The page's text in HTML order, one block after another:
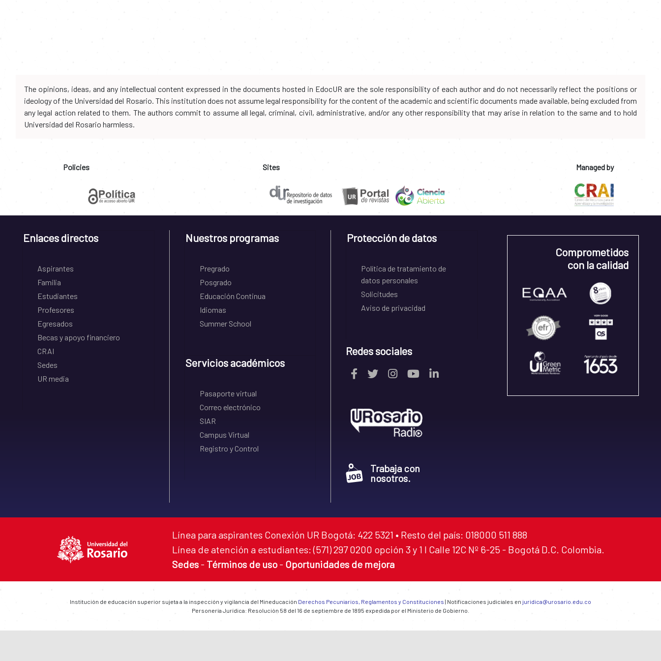
The opinions, ideas, and any intellectual content expressed in the documents hosted in EdocUR are the sole responsibility of each author and do not necessarily reflect the positions or
ideology of the Universidad del Rosario. This institution does not assume legal responsibility for the content of the academic and scientific documents made available, being excluded from
any legal action related to them. The authors commit to assume all legal, criminal, civil, administrative, and/or any other responsibility that may arise in relation to the same and to hold
Universidad del Rosario harmless.
Policies Sites Managed by
Enlaces directos
Aspirantes
Familia
Estudiantes
Profesores
Egresados
Becas y apoyo financiero
CRAI
Sedes
UR media
Nuestros programas
Pregrado
Posgrado
Educación Continua
Idiomas
Summer School
Servicios académicos
Pasaporte virtual
Correo electrónico
SIAR
Campus Virtual
Registro y Control
Protección de datos
Política de tratamiento de
datos personales
Solicitudes
Aviso de privacidad
Redes sociales
Trabaja con
nosotros.
Comprometidos
con la calidad
Línea para aspirantes Conexión UR Bogotá: 422 5321 • Resto del país: 018000 511 888
Línea de atención a estudiantes: (571) 297 0200 opción 3 y 1 I Calle 12C Nº 6-25 - Bogotá D.C. Colombia.
Sedes - Términos de uso - Oportunidades de mejora
Institución de educación superior sujeta a la inspección y vigilancia del Mineducación Derechos Pecuniarios, Reglamentos y Constituciones | Notificaciones judiciales en juridica@urosario.edu.co
Personería Jurídica: Resolución 58 del 16 de septiembre de 1895 expedida por el Ministerio de Gobierno.